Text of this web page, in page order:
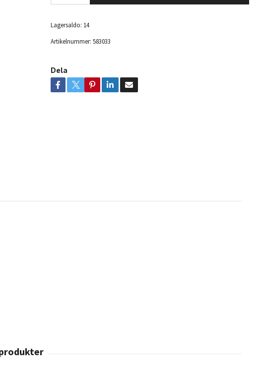
Lagersaldo: 14
Artikelnummer: 583033
Dela